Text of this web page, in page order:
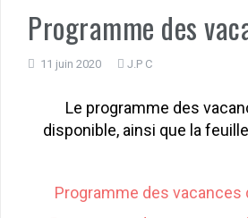
Programme des
11 juin 2020 J.P C
Le programme des
disponible, ainsi que la
Programme des vacances